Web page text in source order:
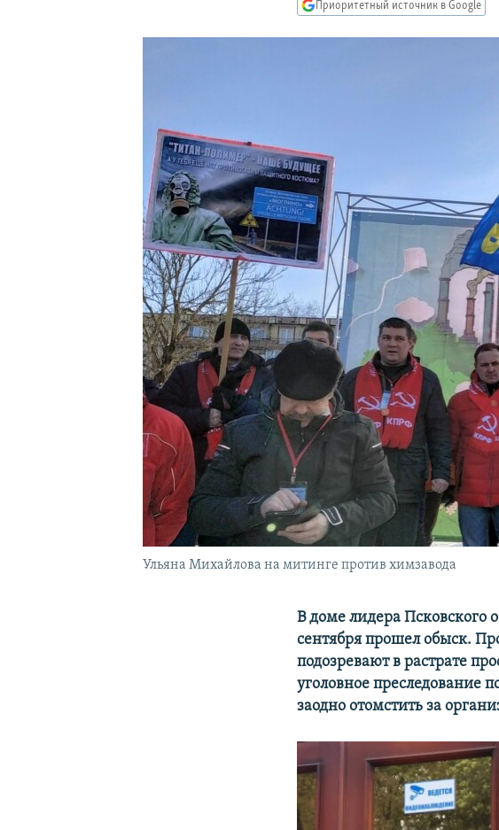
ПОДПИШИТЕСЬ НА РАССЫЛКУ
Приоритетный источник в Google
Ульяна Михайлова на митинге против химзавода
В доме лидера Псковского
сентября прошел обыск.
подозревают в растрате
уголовное преследование
заодно отомстить за